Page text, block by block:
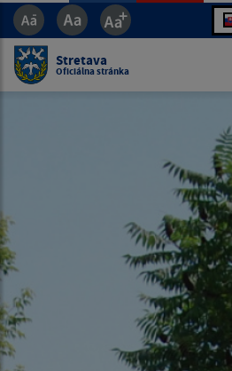
Stretava
Oficiálna stránka